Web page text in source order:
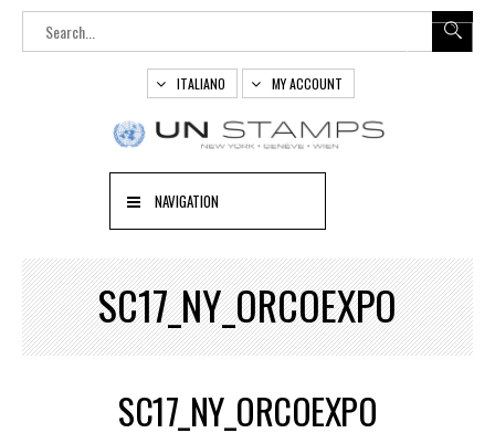
ITALIANO MY ACCOUNT
NAVIGATION
SC17_NY_ORCOEXPO
SC17_NY_ORCOEXPO